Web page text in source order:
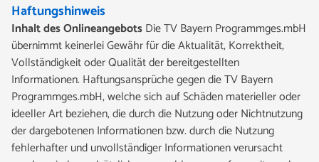
Haftungshinweis
Inhalt des OnlineangebotsDie TV Bayern Programmges.mbH
übernimmt keinerlei Gewähr für die Aktualität, Korrektheit,
Vollständigkeit oder Qualität der bereitgestellten
Informationen. Haftungsansprüche gegen die TV Bayern
Programmges.mbH, welche sich auf Schäden materieller oder
ideeller Art beziehen, die durch die Nutzung oder Nichtnutzung
der dargebotenen Informationen bzw. durch die Nutzung
fehlerhafter und unvollständiger Informationen verursacht